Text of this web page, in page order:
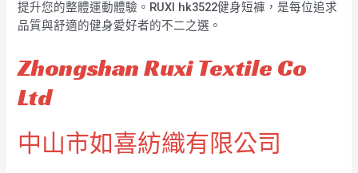
提升您的整體運動體驗。RUXI hk3522健身短褲，是每位追求
品質與舒適的健身愛好者的不二之選。
Zhongshan Ruxi Textile Co
Ltd
中山市如喜紡織有限公司